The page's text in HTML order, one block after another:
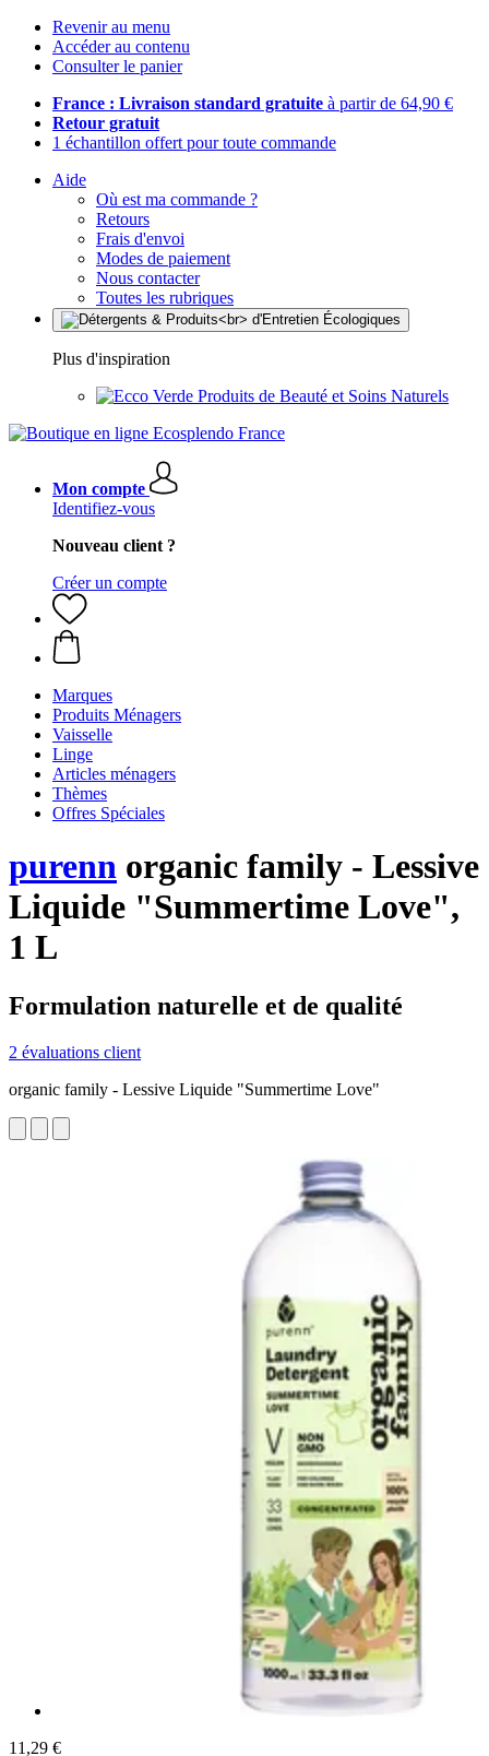
Revenir au menu
Accéder au contenu
Consulter le panier
France : Livraison standard gratuite à partir de 64,90 €
Retour gratuit
1 échantillon offert pour toute commande
Aide
Où est ma commande ?
Retours
Frais d'envoi
Modes de paiement
Nous contacter
Toutes les rubriques
Plus d'inspiration
Produits de Beauté et Soins Naturels
Mon compte
Identifiez-vous
Nouveau client ?
Créer un compte
Marques
Produits Ménagers
Vaisselle
Linge
Articles ménagers
Thèmes
Offres Spéciales
purenn organic family - Lessive
Liquide "Summertime Love",
1 L
Formulation naturelle et de qualité
2 évaluations client
organic family - Lessive Liquide "Summertime Love"
11,29 €